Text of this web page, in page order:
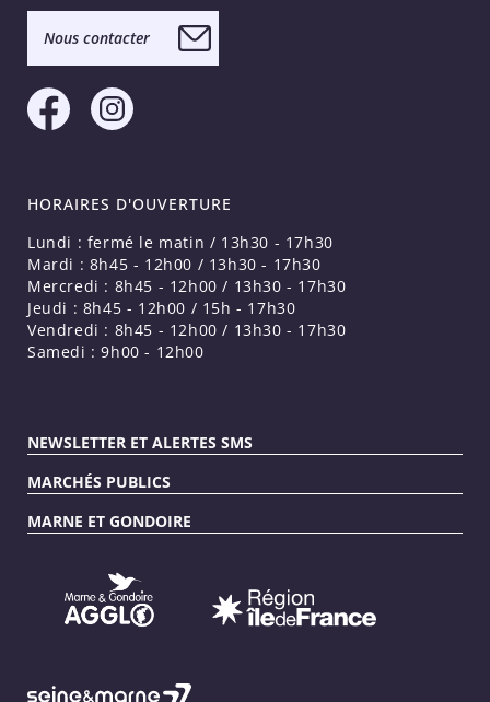
Nous contacter
HORAIRES D'OUVERTURE
Lundi : fermé le matin / 13h30 - 17h30
Mardi : 8h45 - 12h00 / 13h30 - 17h30
Mercredi : 8h45 - 12h00 / 13h30 - 17h30
Jeudi : 8h45 - 12h00 / 15h - 17h30
Vendredi : 8h45 - 12h00 / 13h30 - 17h30
Samedi : 9h00 - 12h00
NEWSLETTER ET ALERTES SMS
MARCHÉS PUBLICS
MARNE ET GONDOIRE